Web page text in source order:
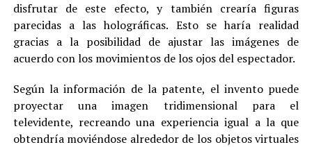
disfrutar de este efecto, y también crearía figuras
parecidas a las holográficas. Esto se haría realidad
gracias a la posibilidad de ajustar las imágenes de
acuerdo con los movimientos de los ojos del espectador.
Según la información de la patente, el invento puede
proyectar una imagen tridimensional para el
televidente, recreando una experiencia igual a la que
obtendría moviéndose alrededor de los objetos virtuales